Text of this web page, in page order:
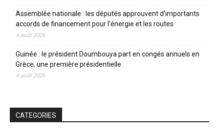
Assemblée nationale : les députés approuvent d’importants
accords de financement pour l’énergie et les routes
4 août 2026
Guinée : le président Doumbouya part en congés annuels en
Grèce, une première présidentielle
4 août 2026
CATEGORIES